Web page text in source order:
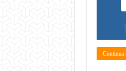
Continua